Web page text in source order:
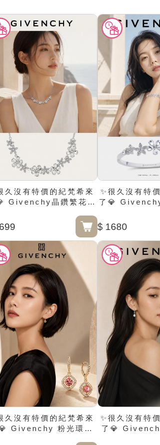
久沒有特價的紀梵希來
Givenchy晶鑽繁花銀
✨很久沒有特
了💎
$ 1680
久沒有特價的紀梵希來
Givenchy 粉光環菱
✨很久沒有特
了💎